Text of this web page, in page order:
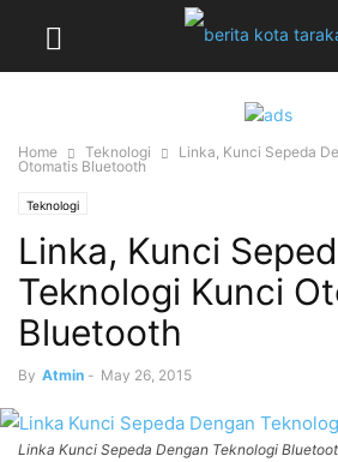
Home Teknologi
Linka, Kunci Sepeda
Otomatis Bluetooth
Teknologi
Linka, Kunci
Teknologi Kunci
Bluetooth
By Atmin - May 26, 2015
Linka Kunci Sepeda Dengan Teknologi